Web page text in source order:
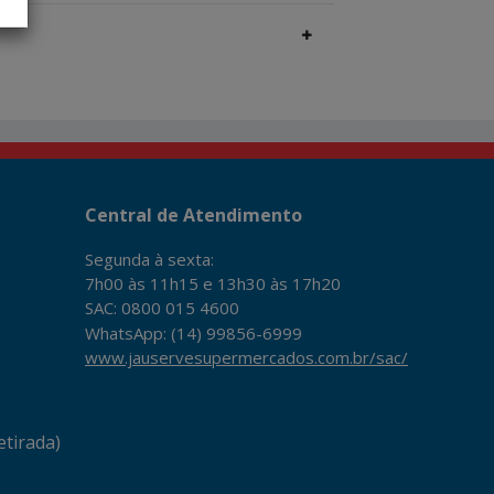
Central de Atendimento
Segunda à sexta:
7h00 às 11h15 e 13h30 às 17h20
SAC: 0800 015 4600
WhatsApp: (14) 99856-6999
www.jauservesupermercados.com.br/sac/